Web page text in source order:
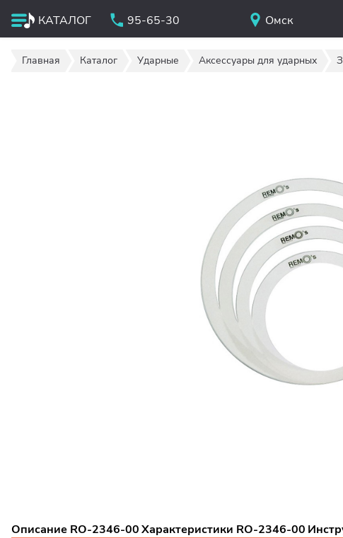
КАТАЛОГ 95-65-30 Омск
Главная Каталог Ударные Аксессуары для ударных
Описание RO-2346-00Характеристики RO-2346-00